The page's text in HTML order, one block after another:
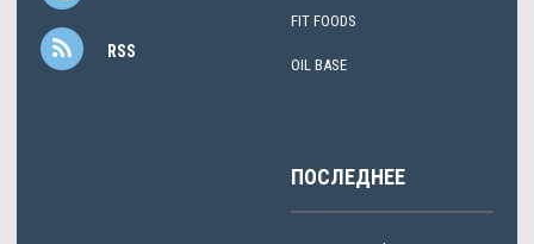
RSS
FIT FOODS
OIL BASE
ПОСЛЕДНЕЕ